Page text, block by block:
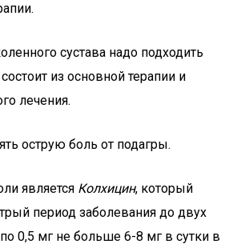
сустава надо подходить
из основной терапии и
лечения.
острую боль от подагры.
является Колхицин, который
период заболевания до двух
0,5 мг не больше 6-8 мг в сутки в